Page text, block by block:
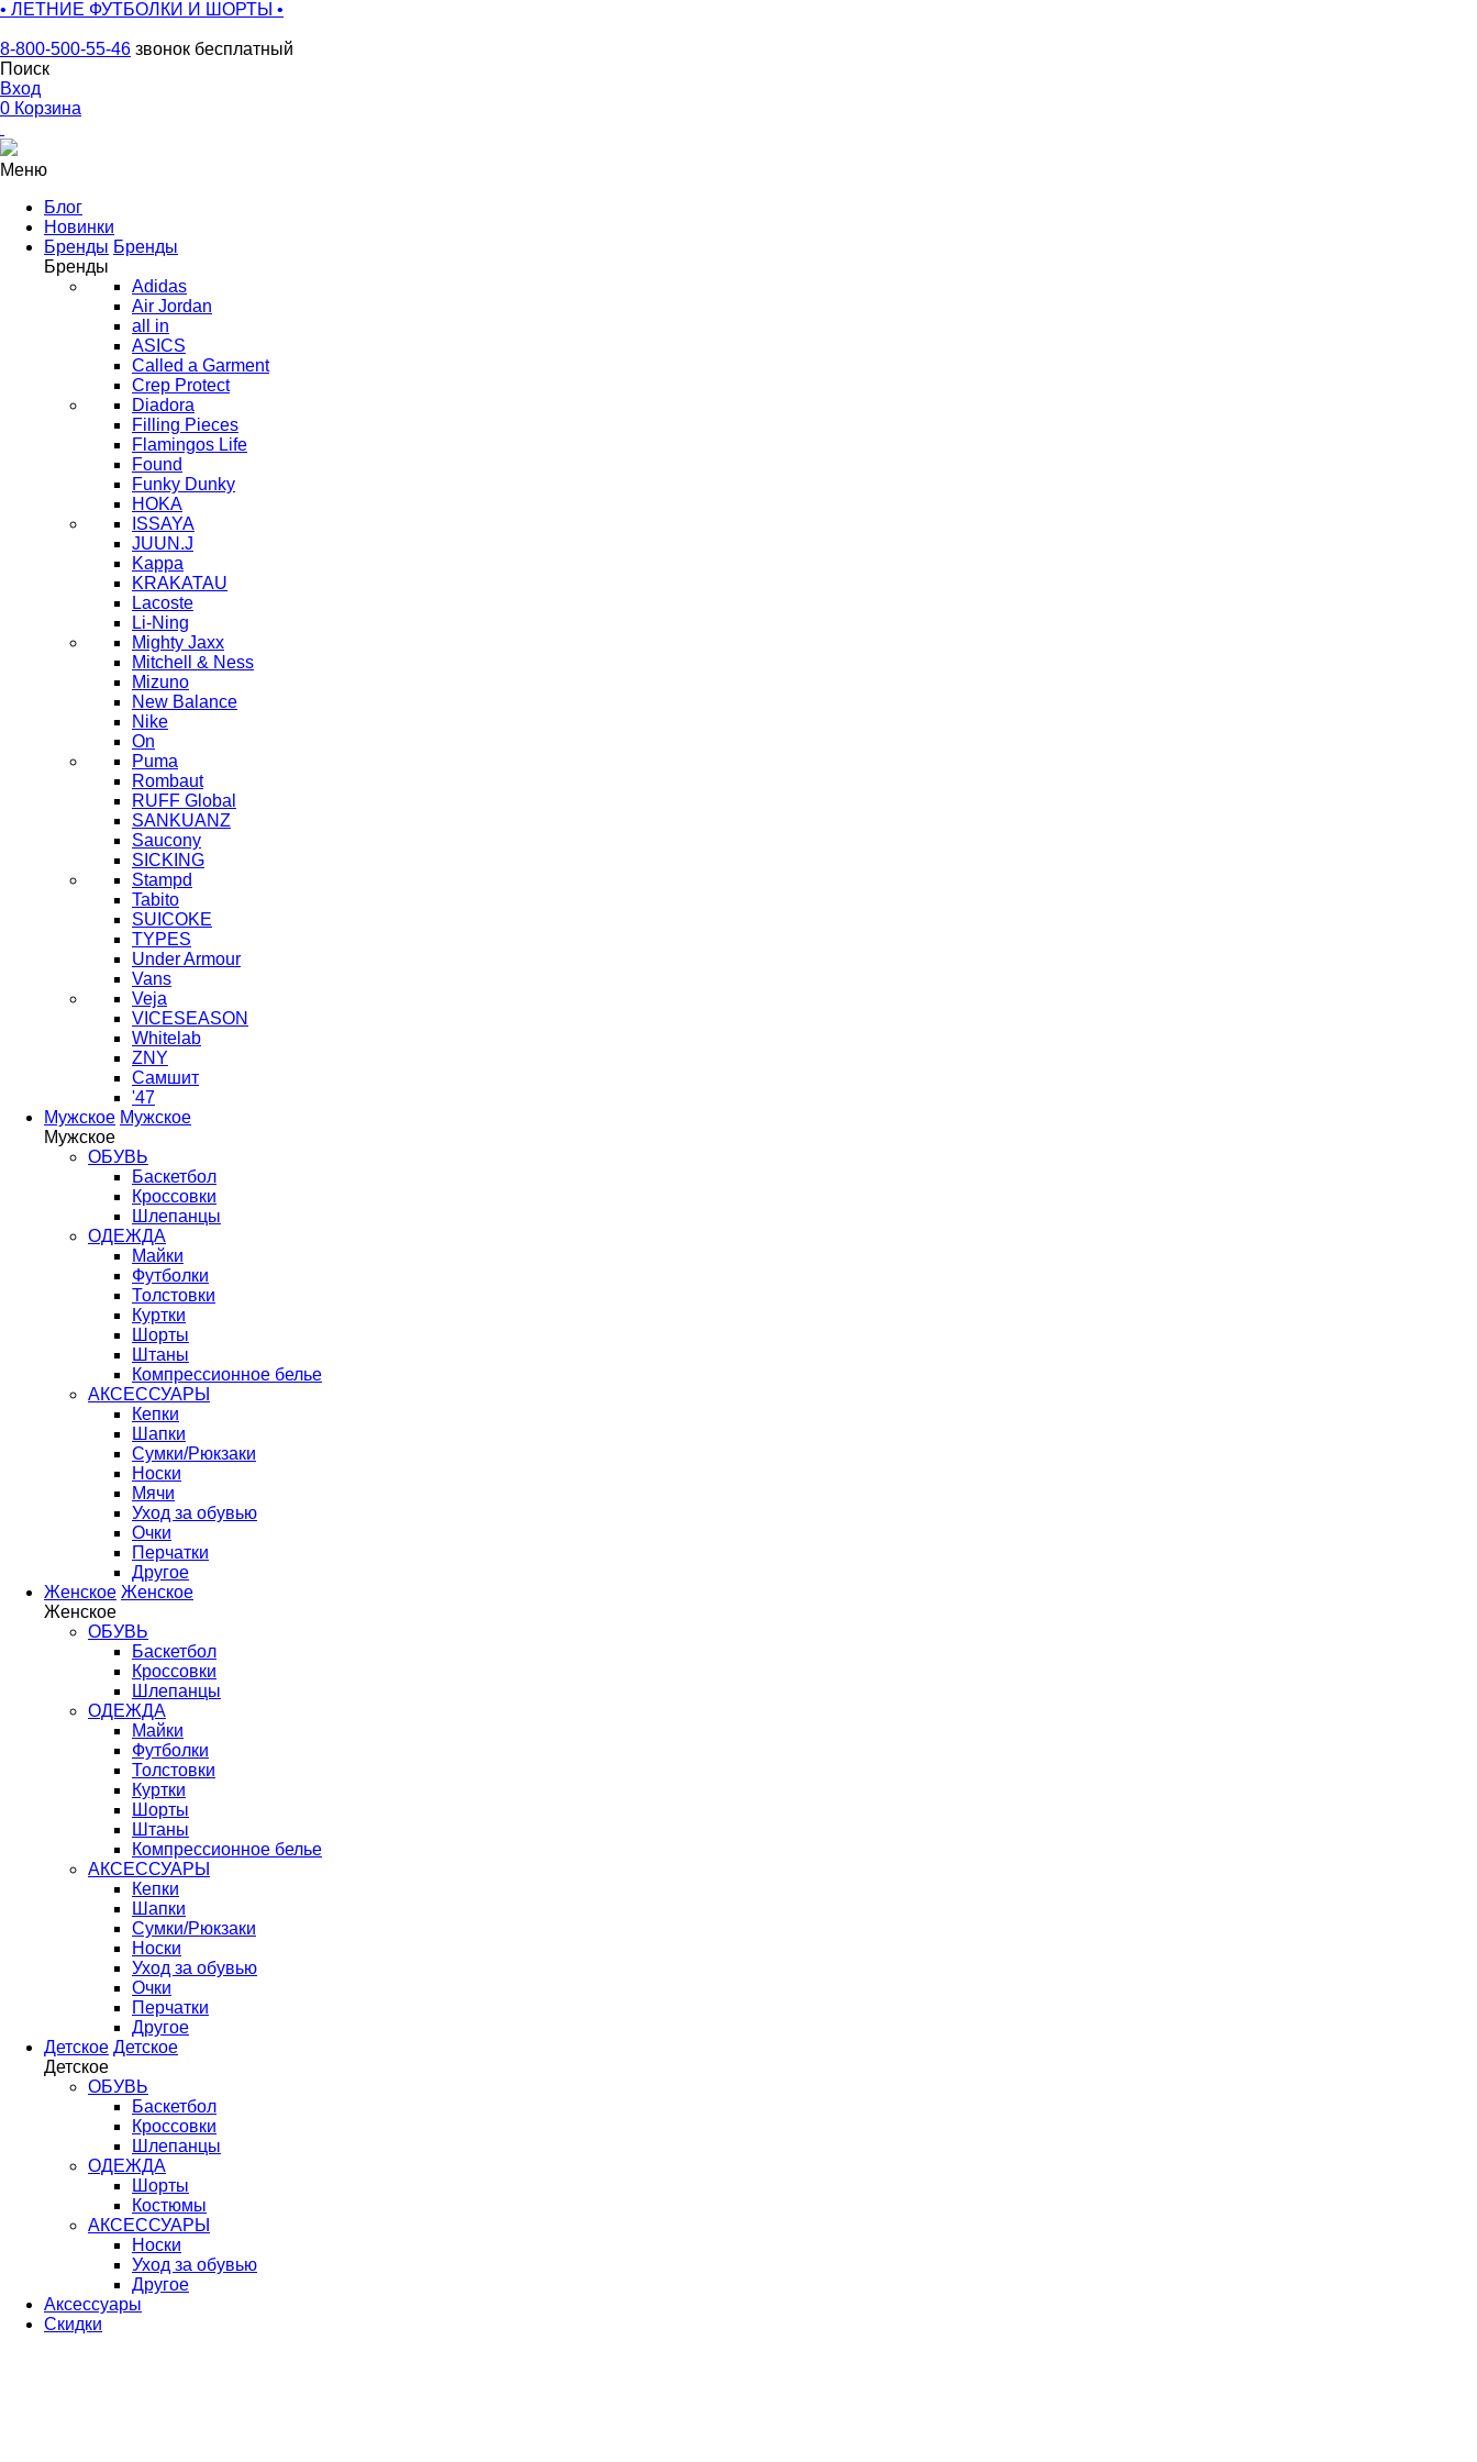
• ЛЕТНИЕ ФУТБОЛКИ И ШОРТЫ •
8-800-500-55-46 звонок бесплатный
Поиск
Вход
0 Корзина
Меню
Блог
Новинки
Бренды Бренды
Бренды
Adidas
Air Jordan
all in
ASICS
Called a Garment
Crep Protect
Diadora
Filling Pieces
Flamingos Life
Found
Funky Dunky
HOKA
ISSAYA
JUUN.J
Kappa
KRAKATAU
Lacoste
Li-Ning
Mighty Jaxx
Mitchell & Ness
Mizuno
New Balance
Nike
On
Puma
Rombaut
RUFF Global
SANKUANZ
Saucony
SICKING
Stampd
Tabito
SUICOKE
TYPES
Under Armour
Vans
Veja
VICESEASON
Whitelab
ZNY
Самшит
'47
Мужское Мужское
Мужское
ОБУВЬ
Баскетбол
Кроссовки
Шлепанцы
ОДЕЖДА
Майки
Футболки
Толстовки
Куртки
Шорты
Штаны
Компрессионное белье
АКСЕССУАРЫ
Кепки
Шапки
Сумки/Рюкзаки
Носки
Мячи
Уход за обувью
Очки
Перчатки
Другое
Женское Женское
Женское
ОБУВЬ
Баскетбол
Кроссовки
Шлепанцы
ОДЕЖДА
Майки
Футболки
Толстовки
Куртки
Шорты
Штаны
Компрессионное белье
АКСЕССУАРЫ
Кепки
Шапки
Сумки/Рюкзаки
Носки
Уход за обувью
Очки
Перчатки
Другое
Детское Детское
Детское
ОБУВЬ
Баскетбол
Кроссовки
Шлепанцы
ОДЕЖДА
Шорты
Костюмы
АКСЕССУАРЫ
Носки
Уход за обувью
Другое
Аксессуары
Скидки